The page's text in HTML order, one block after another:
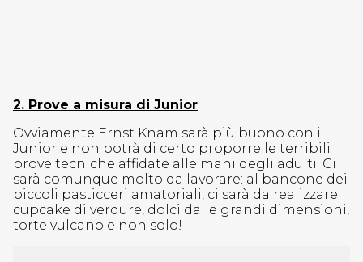
2. Prove a misura di Junior
Ovviamente Ernst Knam sarà più buono con i
Junior e non potrà di certo proporre le terribili
prove tecniche affidate alle mani degli adulti. Ci
sarà comunque molto da lavorare: al bancone dei
piccoli pasticceri amatoriali, ci sarà da realizzare
cupcake di verdure, dolci dalle grandi dimensioni,
torte vulcano e non solo!